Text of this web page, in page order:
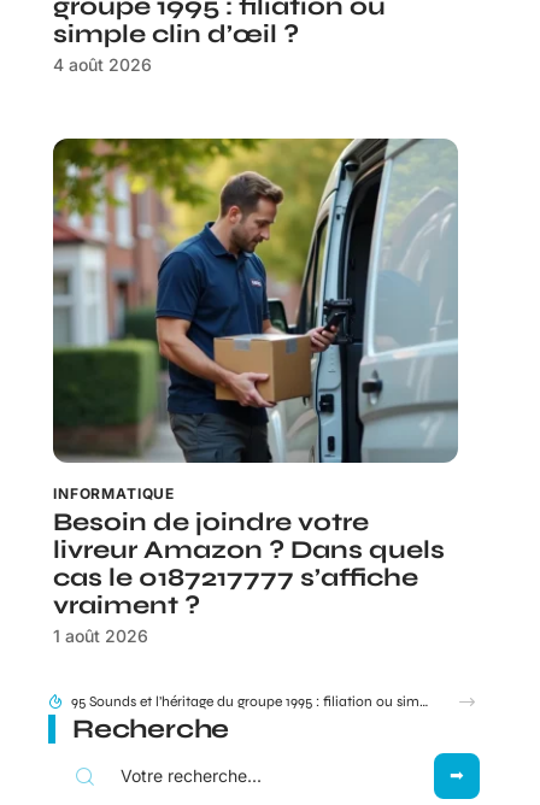
groupe 1995 : filiation ou
simple clin d’œil ?
4 août 2026
INFORMATIQUE
Besoin de joindre votre
livreur Amazon ? Dans quels
cas le 0187217777 s’affiche
vraiment ?
1 août 2026
95 Sounds et l’héritage du groupe 1995 : filiation ou simple clin d’œil ?
Recherche